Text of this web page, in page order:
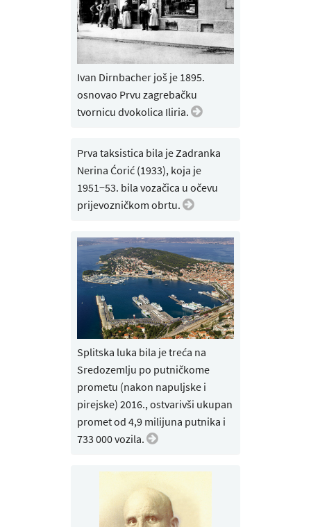
Ivan Dirnbacher još je 1895.
osnovao Prvu zagrebačku
tvornicu dvokolica Iliria.
Prva taksistica bila je Zadranka
Nerina Ćorić (1933), koja je
1951−53. bila vozačica u očevu
prijevozničkom obrtu.
Splitska luka bila je treća na
Sredozemlju po putničkome
prometu (nakon napuljske i
pirejske) 2016., ostvarivši ukupan
promet od 4,9 milijuna putnika i
733 000 vozila.